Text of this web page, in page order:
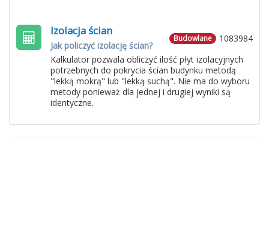
1083984
Budowlane
Izolacja ścian
Jak policzyć izolację ścian?
Kalkulator pozwala obliczyć ilość płyt izolacyjnych
potrzebnych do pokrycia ścian budynku metodą
"lekką mokrą" lub "lekką suchą". Nie ma do wyboru
metody ponieważ dla jednej i drugiej wyniki są
identyczne.